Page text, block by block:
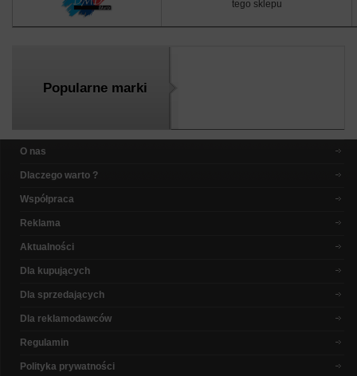
tego sklepu
Popularne marki
O nas
Dlaczego warto ?
Współpraca
Reklama
Aktualności
Dla kupujących
Dla sprzedających
Dla reklamodawców
Regulamin
Polityka prywatności